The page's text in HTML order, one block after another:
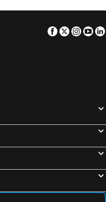
Facebook
Twitter